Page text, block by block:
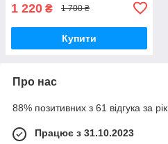
1 220 ₴ 1 700 ₴
Купити
Про нас
88% позитивних з 61 відгука за рік
Працює з 31.10.2023